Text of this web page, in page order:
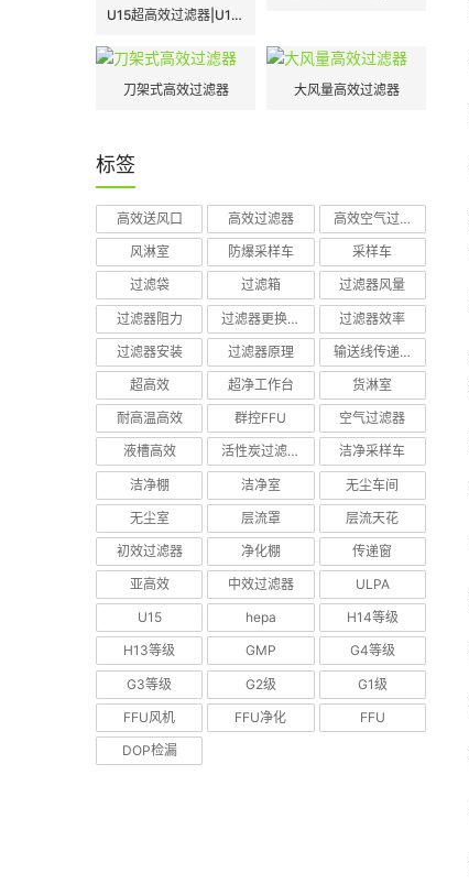
U15超高效过滤器|U15超高效空气过滤器
刀架式高效过滤器 大风量高效过滤器
标签
高效送风口 高效过滤器 高效空气过滤器
风淋室 防爆采样车 采样车
过滤袋 过滤箱 过滤器风量
过滤器阻力 过滤器更换周期 过滤器效率
过滤器安装 过滤器原理 输送线传递窗
超高效 超净工作台 货淋室
耐高温高效 群控FFU 空气过滤器
液槽高效 活性炭过滤器 洁净采样车
洁净棚 洁净室 无尘车间
无尘室 层流罩 层流天花
初效过滤器 净化棚 传递窗
亚高效 中效过滤器 ULPA
U15 hepa H14等级
H13等级 GMP G4等级
G3等级 G2级 G1级
FFU风机 FFU净化 FFU
DOP检漏